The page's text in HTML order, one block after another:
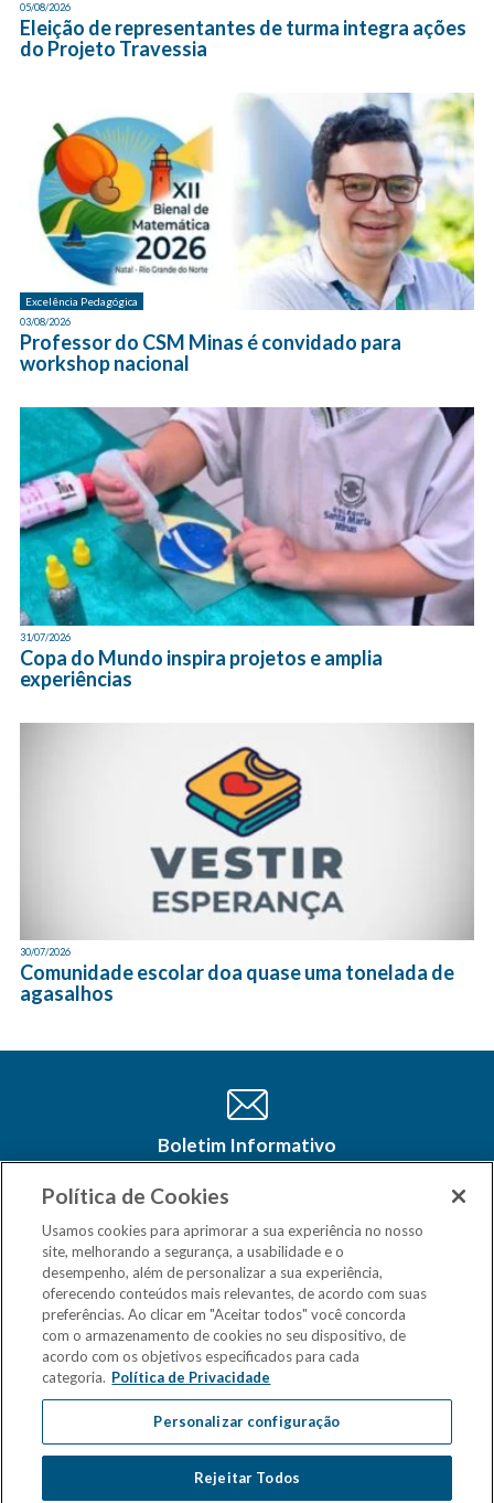
05/08/2026
Eleição de representantes de turma integra ações
do Projeto Travessia
Excelência Pedagógica
03/08/2026
Professor do CSM Minas é convidado para
workshop nacional
31/07/2026
Copa do Mundo inspira projetos e amplia
experiências
30/07/2026
Comunidade escolar doa quase uma tonelada de
agasalhos
Boletim Informativo
Cadastre-se e receba as últimas
Política de Cookies
Usamos cookies para aprimorar a sua experiência no nosso
site, melhorando a segurança, a usabilidade e o
desempenho, além de personalizar a sua experiência,
oferecendo conteúdos mais relevantes, de acordo com suas
preferências. Ao clicar em "Aceitar todos" você concorda
com o armazenamento de cookies no seu dispositivo, de
acordo com os objetivos especificados para cada
categoria. Política de Privacidade
Personalizar configuração
Rejeitar Todos